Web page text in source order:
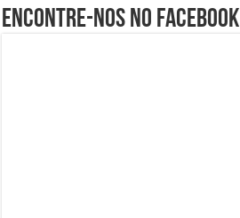
Encontre-nos no Facebook